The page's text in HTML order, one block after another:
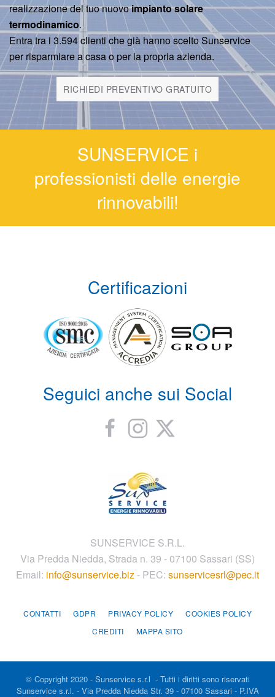
realizzazione del tuo nuovoimpianto solare
termodinamico.
Entra tra i 3.594 clienti che già hanno scelto Sunservice
per risparmiare a casa o per la propria azienda.
RICHIEDI PREVENTIVO GRATUITO
SUNSERVICE i
professionisti delle energie
rinnovabili!
Certificazioni
Seguici anche sui Social
SUNSERVICE S.R.L.
Via Predda Niedda, Strada n. 39 - 07100 Sassari (SS)
Email: info@sunservice.biz - PEC: sunservicesrl@pec.it
CONTATTI GDPR PRIVACY POLICY
COOKIES POLICY
CREDITI
MAPPA SITO
© Copyright 2020 - Sunservice s.r.l - Tutti i diritti sono riservati
Sunservice s.r.l. - Via Predda Niedda Str. 39 - 07100 Sassari - P.IVA